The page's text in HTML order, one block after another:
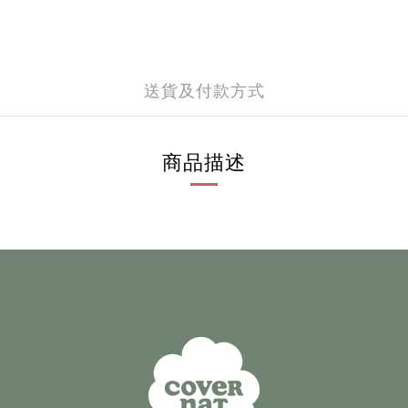
送貨及付款方式
商品描述